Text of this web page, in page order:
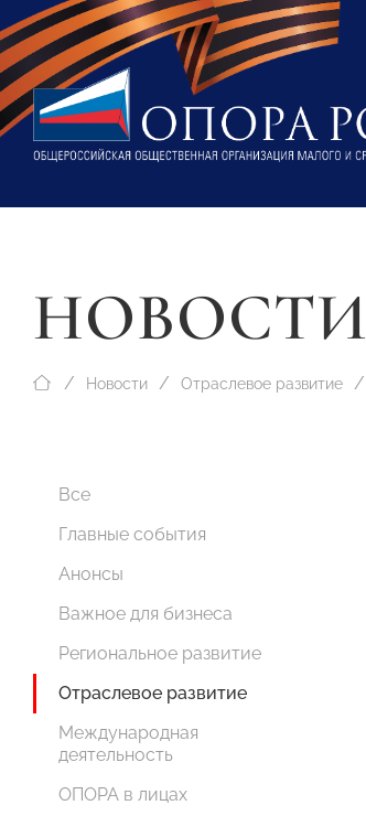
НОВОСТИ
Новости Отраслевое развитие
Все
Главные события
Анонсы
Важное для бизнеса
Региональное развитие
Отраслевое развитие
Международная
деятельность
ОПОРА в лицах